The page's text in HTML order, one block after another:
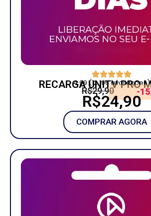
4.99 (12.196 avaliações)
RECARGA UNITV PRO
R$29,90 -
R$24,90
COMPRAR AGORA